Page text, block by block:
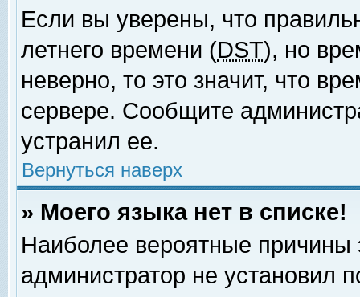
Если вы уверены, что
летнего времени (DST), но
неверно, то это значит, что
сервере. Сообщите
устранил ее.
Вернуться наверх
» Моего языка нет в списке!
Наиболее вероятные причины
администратор не установил